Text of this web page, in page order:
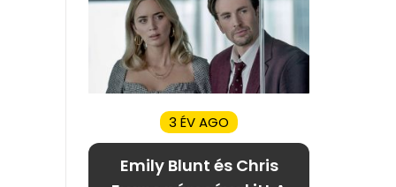
3 ÉV AGO
Emily Blunt és Chris